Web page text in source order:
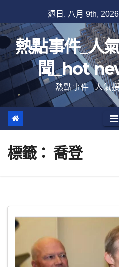
至
內
容
週日. 八月 9th, 2026
熱點事件_人
聞_hot
熱點事件_人氣
標籤： 喬登